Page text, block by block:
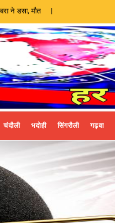
चंदौली भदोही सिंगरौली गढ़वा